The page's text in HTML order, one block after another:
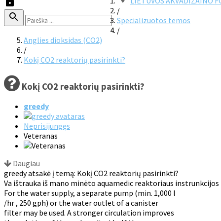
/
Specializuotos temos
/
Anglies dioksidas (CO2)
/
Kokį CO2 reaktorių pasirinkti?
Kokį CO2 reaktorių pasirinkti?
greedy
Neprisijungęs
Veteranas
Daugiau
greedy atsakė į temą: Kokį CO2 reaktorių pasirinkti?
Va ištrauka iš mano minėto aquamedic reaktoriaus instrunkcijos
For the water supply, a separate pump (min. 1,000 l
/hr , 250 gph) or the water outlet of a canister
filter may be used. A stronger circulation improves